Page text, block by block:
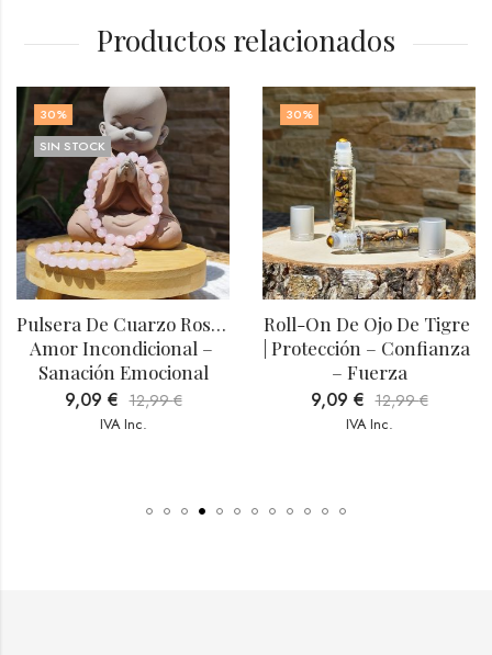
Productos relacionados
30%
SIN STOCK
Pulsera De Cuarzo Rosa |
Amor Incondicional –
Sanación Emocional
9,09 € 12,99€
IVA Inc.
30%
Roll-On De Ojo De Tigre
| Protección – Confianza
– Fuerza
9,09 € 12,99€
IVA Inc.